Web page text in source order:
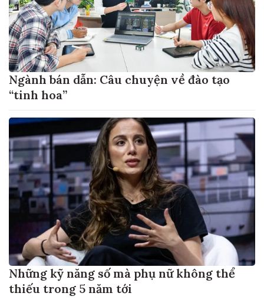
Ngành bán dẫn: Câu chuyện về đào tạo
“tinh hoa”
Những kỹ năng số mà phụ nữ không thể
thiếu trong 5 năm tới